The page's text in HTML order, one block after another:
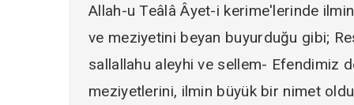
Allah-u Teâlâ Âyet-i kerime'lerinde
ve meziyetini beyan buyurduğu gibi;
sallallahu aleyhi ve sellem- Efendimiz
meziyetlerini, ilmin büyük bir nimet